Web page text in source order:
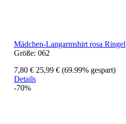
Mädchen-Langarmshirt rosa Ringel
Größe: 062
7,80 € 25,99 € (69.99% gespart)
Details
-70%